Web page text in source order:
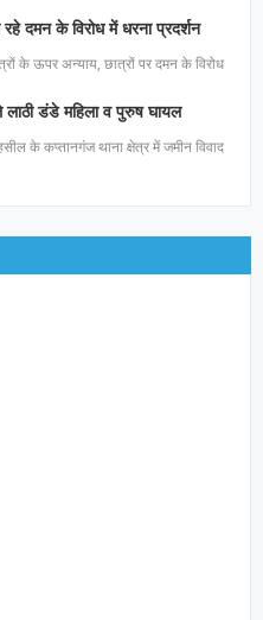
रहे दमन के विरोध में धरना प्रदर्शन
के ऊपर अन्याय, छात्रों पर दमन के विरोध
लाठी डंडे महिला व पुरुष घायल
के कप्तानगंज थाना क्षेत्र में जमीन विवाद